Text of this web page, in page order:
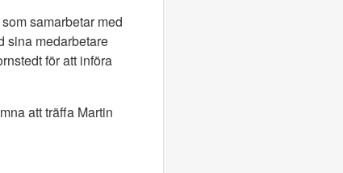
samarbetar med
sina medarbetare
för att införa
att träffa Martin